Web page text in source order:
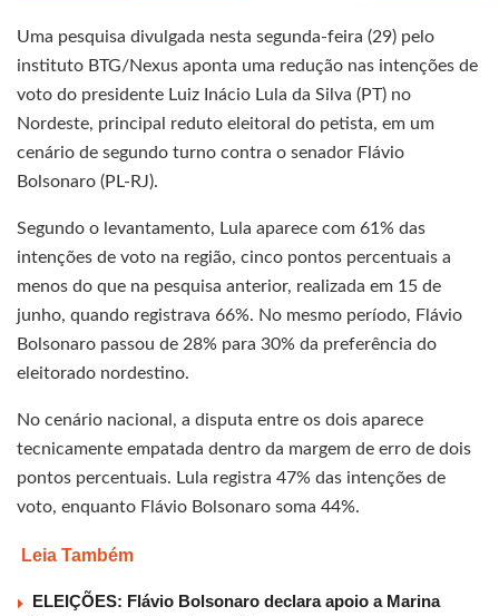
Uma pesquisa divulgada nesta segunda-feira (29) pelo
instituto BTG/Nexus aponta uma redução nas intenções de
voto do presidente Luiz Inácio Lula da Silva (PT) no
Nordeste, principal reduto eleitoral do petista, em um
cenário de segundo turno contra o senador Flávio
Bolsonaro (PL-RJ).
Segundo o levantamento, Lula aparece com 61% das
intenções de voto na região, cinco pontos percentuais a
menos do que na pesquisa anterior, realizada em 15 de
junho, quando registrava 66%. No mesmo período, Flávio
Bolsonaro passou de 28% para 30% da preferência do
eleitorado nordestino.
No cenário nacional, a disputa entre os dois aparece
tecnicamente empatada dentro da margem de erro de dois
pontos percentuais. Lula registra 47% das intenções de
voto, enquanto Flávio Bolsonaro soma 44%.
Leia Também
ELEIÇÕES: Flávio Bolsonaro declara apoio a Marina